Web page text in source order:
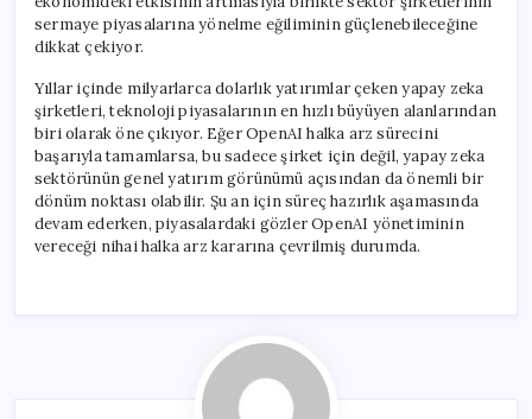
sermaye piyasalarına yönelme eğiliminin güçlenebileceğine
dikkat çekiyor.
Yıllar içinde milyarlarca dolarlık yatırımlar çeken yapay zeka
şirketleri, teknoloji piyasalarının en hızlı büyüyen alanlarından
biri olarak öne çıkıyor. Eğer OpenAI halka arz sürecini
başarıyla tamamlarsa, bu sadece şirket için değil, yapay zeka
sektörünün genel yatırım görünümü açısından da önemli bir
dönüm noktası olabilir. Şu an için süreç hazırlık aşamasında
devam ederken, piyasalardaki gözler OpenAI yönetiminin
vereceği nihai halka arz kararına çevrilmiş durumda.